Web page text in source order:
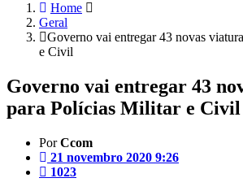
Home
Geral
Governo vai entregar 43 novas
e Civil
Governo vai entregar 43
para Polícias Militar e Civil
PorCcom
21 novembro 2020 9:26
1023